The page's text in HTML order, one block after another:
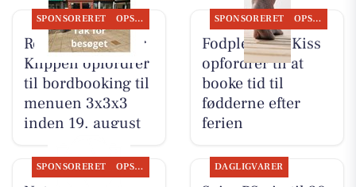
SPONSORERET OPSLAGSTAVLEN
Restaurant Under
Klippen opfordrer
til bordbooking til
menuen 3x3x3
inden 19. august
SPONSORERET OPSLAGSTAVLEN
Fodpleje ved Kiss
opfordrer til at
booke tid til
fødderne efter
ferien
SPONSORERET OPSLAGSTAVLEN DAGLIGVARER